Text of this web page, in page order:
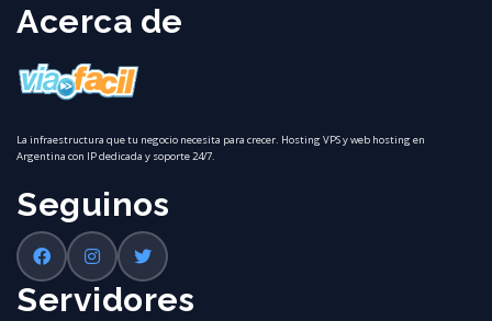
Acerca de
La infraestructura que tu negocio necesita para crecer. Hosting VPS y web hosting en
Argentina con IP dedicada y soporte 24/7.
Seguinos
Servidores